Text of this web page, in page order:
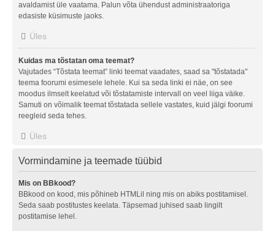
avaldamist üle vaatama. Palun võta ühendust administraatoriga
edasiste küsimuste jaoks.
Üles
Kuidas ma tõstatan oma teemat?
Vajutades “Tõstata teemat” linki teemat vaadates, saad sa "tõstatada"
teema foorumi esimesele lehele. Kui sa seda linki ei näe, on see
moodus ilmselt keelatud või tõstatamiste intervall on veel liiga väike.
Samuti on võimalik teemat tõstatada sellele vastates, kuid jälgi foorumi
reegleid seda tehes.
Üles
Vormindamine ja teemade tüübid
Mis on BBkood?
BBkood on kood, mis põhineb HTMLil ning mis on abiks postitamisel.
Seda saab postitustes keelata. Täpsemad juhised saab lingilt
postitamise lehel.